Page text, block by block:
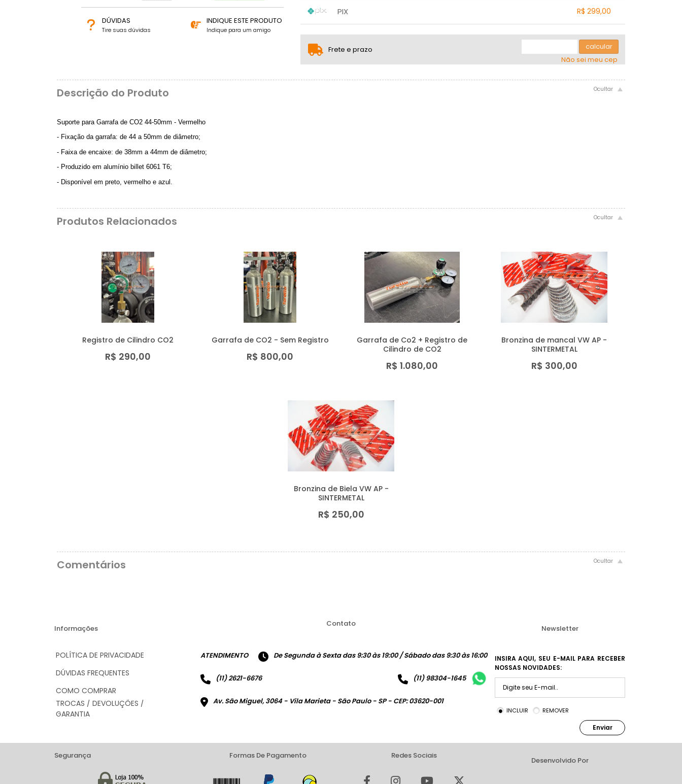
DÚVIDAS
Tire suas dúvidas
INDIQUE ESTE PRODUTO
Indique para um amigo
2x sem juros de R$ 149,50
PIX
R$ 299,00
... ....
Frete e prazo
calcular
Não sei meu cep
Descrição do Produto
Suporte para Garrafa de CO2 44-50mm - Vermelho
- Fixação da garrafa: de 44 a 50mm de diâmetro;
- Faixa de encaixe: de 38mm a 44mm de diâmetro;
- Produzido em alumínio billet 6061 T6;
- Disponível em preto, vermelho e azul.
Produtos Relacionados
Registro de Cilindro CO2
R$ 290,00
Garrafa de CO2 - Sem Registro
R$ 800,00
Garrafa de Co2 + Registro de
Cilindro de CO2
R$ 1.080,00
Bronzina de mancal VW AP -
SINTERMETAL
R$ 300,00
Bronzina de Biela VW AP -
SINTERMETAL
R$ 250,00
Comentários
Informações
POLÍTICA DE PRIVACIDADE
DÚVIDAS FREQUENTES
COMO COMPRAR
TROCAS / DEVOLUÇÕES /
GARANTIA
Contato
ATENDIMENTO De Segunda à Sexta das 9:30 às 19:00 / Sábado das 9:30 às 16:00
(11) 2621-6676 (11) 98304-1645
Av. São Miguel, 3064 - Vila Marieta - São Paulo - SP - CEP: 03620-001
Newsletter
INSIRA AQUI, SEU E-MAIL PARA RECEBER
NOSSAS NOVIDADES:
INCLUIR REMOVER
Enviar
Segurança Formas De Pagamento Redes Sociais
Desenvolvido Por